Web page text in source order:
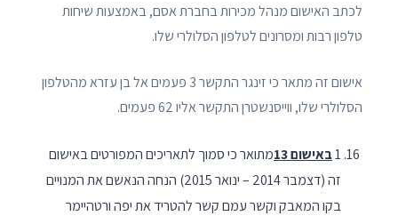
לכתב האישום מנהל מכירות בחברת אסם, באמצעות שיחות
טלפון רבות ומסרונים לטלפון הסלולרי שלו.
אישום זה מתאר כי זינגר התקשר 3 פעמים אל בן עזרא מהטלפון
הסלולרי שלו, ווייסנשטרן התקשר אליו 62 פעמים.
1באישום 13
מתואר כי סמוך לתאריכים המפורטים באישום
זה (דצמבר 2014 – ינואר 2015) הנחה הנאשם את המנויים
בקו המאבק וקשר עמם קשר להטריד את יפה ורטהיימר